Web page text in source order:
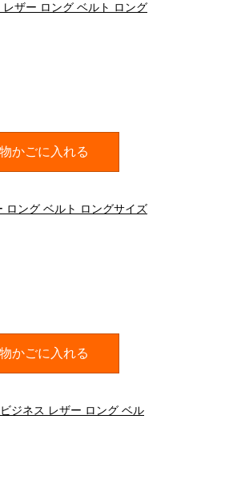
ザー ロング ベルト ロング
かごに入れる
ロング ベルト ロングサイズ
かごに入れる
ジネス レザー ロング ベル